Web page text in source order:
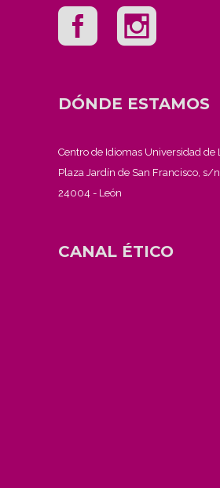
DÓNDE ESTAMOS
Centro de Idiomas Universidad de
Plaza Jardín de San Francisco, s/n
24004 - León
CANAL ÉTICO